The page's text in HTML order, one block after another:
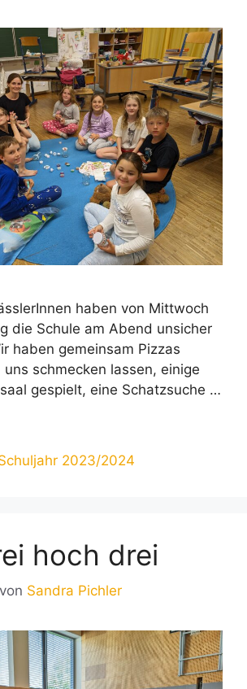
haben von Mittwoch
die Schule am Abend unsicher
haben gemeinsam Pizzas
schmecken lassen, einige
gespielt, eine Schatzsuche …
2023/2024
hoch drei
von Sandra Pichler